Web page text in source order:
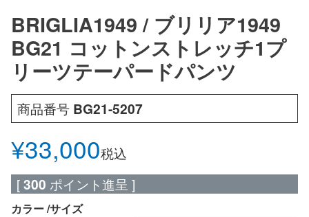
BRIGLIA1949 / ブリリア1949
BG21 コットンストレッチ1プ
リーツテーパードパンツ
商品番号 BG21-5207
¥33,000税込
[300 ポイント進呈 ]
カラー サイズ